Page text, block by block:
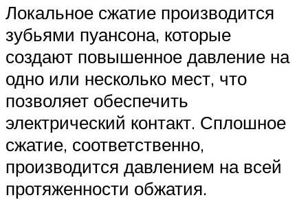
Локальное сжатие производится
зубьями пуансона, которые
создают повышенное давление на
одно или несколько мест, что
позволяет обеспечить
электрический контакт. Сплошное
сжатие, соответственно,
производится давлением на всей
протяженности обжатия.